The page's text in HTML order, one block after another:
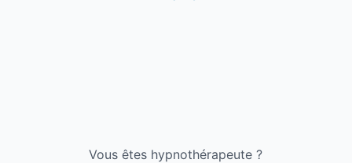
Vous êtes hypnothérapeute ?